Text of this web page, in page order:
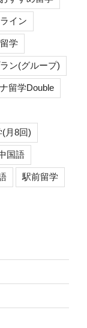
イン
学
ン(グループ)
留学Double
月8回)
国語
駅前留学